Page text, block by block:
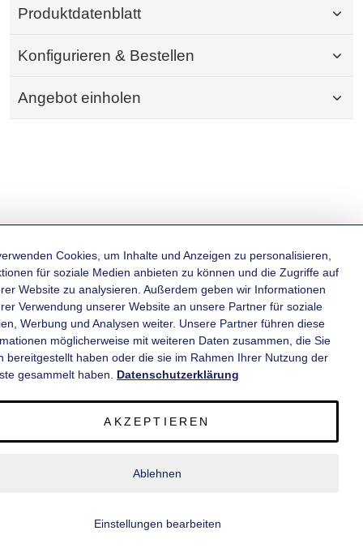
Produktdatenblatt
Konfigurieren & Bestellen
Angebot einholen
KATEGORIEN
INFORMATIONEN
© 2020 wm meyer® Fahrzeugbau AG. Alle Rechte vorbehalten.
Cookies, um Inhalte und Anzeigen zu personalisieren,
für soziale Medien anbieten zu können und die Zugriffe auf
Website zu analysieren. Außerdem geben wir Informationen
Verwendung unserer Website an unsere Partner für soziale
Werbung und Analysen weiter. Unsere Partner führen diese
möglicherweise mit weiteren Daten zusammen, die Sie
bereitgestellt haben oder die sie im Rahmen Ihrer Nutzung der
gesammelt haben. Datenschutzerklärung
AKZEPTIEREN
Ablehnen
Einstellungen bearbeiten